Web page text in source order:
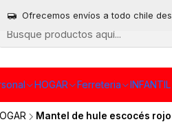
HOGAR Ferreteria INFANTIL
Ofrecemos envíos a todo chile
Mantel de hule escocés rojo